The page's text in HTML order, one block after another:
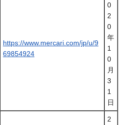
https://www.mercari.com/jp/u/9
69854924
0
2
0
年
1
0
月
3
1
日
2